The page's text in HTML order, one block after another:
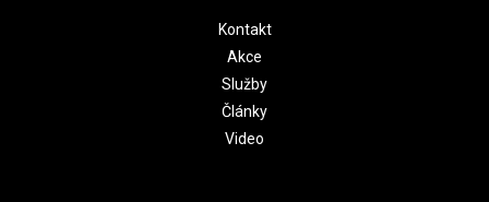
Kontakt
Akce
Služby
Články
Video